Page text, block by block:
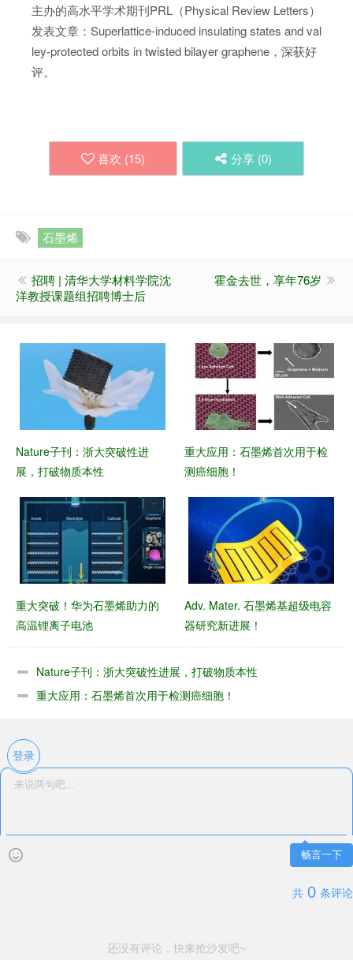
主办的高水平学术期刊PRL（Physical Review Letters）
发表文章：Superlattice-induced insulating states and val
ley-protected orbits in twisted bilayer graphene，深获好
评。
喜欢 (15) 分享 (0)
石墨烯
招聘 | 清华大学材料学院沈
洋教授课题组招聘博士后
霍金去世，享年76岁
Nature子刊：浙大突破性进
展，打破物质本性
重大应用：石墨烯首次用于检
测癌细胞！
重大突破！华为石墨烯助力的
高温锂离子电池
Adv. Mater. 石墨烯基超级电容
器研究新进展！
Nature子刊：浙大突破性进展，打破物质本性
重大应用：石墨烯首次用于检测癌细胞！
登录
畅言一下
共 0 条评论
还没有评论，快来抢沙发吧~